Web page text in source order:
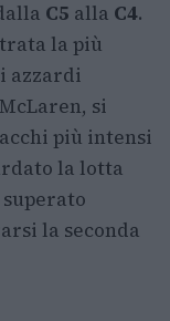
C5 alla C4.
la più
azzardi
si
più intensi
la lotta
la seconda